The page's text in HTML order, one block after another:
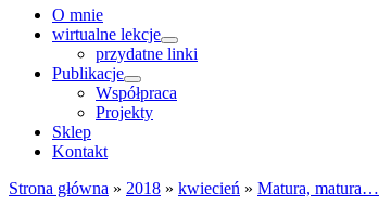
O mnie
wirtualne lekcje
przydatne linki
Publikacje
Współpraca
Projekty
Sklep
Kontakt
Strona główna » 2018 » kwiecień » Matura, matura…